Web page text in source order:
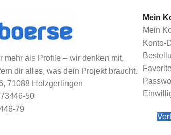
mehr als Profile – wir denken mit,
dir alles, was dein Projekt braucht.
71088 Holzgerlingen
50
79
Mein
Mein
Konto-